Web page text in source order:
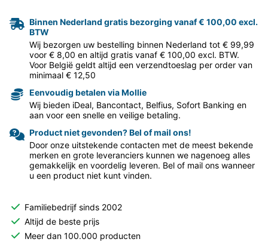
Binnen Nederland gratis bezorging vanaf € 100,00 excl.
BTW
Wij bezorgen uw bestelling binnen Nederland tot € 99,99
voor € 8,00 en altijd gratis vanaf € 100,00 excl. BTW.
Voor België geldt altijd een verzendtoeslag per order van
minimaal € 12,50
Eenvoudig betalen via Mollie
Wij bieden iDeal, Bancontact, Belfius, Sofort Banking en
aan voor een snelle en veilige betaling.
Product niet gevonden? Bel of mail ons!
Door onze uitstekende contacten met de meest bekende
merken en grote leveranciers kunnen we nagenoeg alles
gemakkelijk en voordelig leveren. Bel of mail ons wanneer
u een product niet kunt vinden.
Familiebedrijf sinds 2002
Altijd de beste prijs
Meer dan 100.000 producten